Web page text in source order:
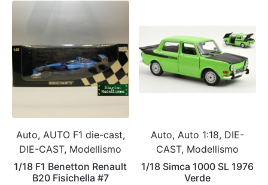
Auto, AUTO F1 die-cast,
DIE-CAST, Modellismo
1/18 F1 Benetton Renault
B20 Fisichella #7
Auto, Auto 1:18, DIE-
CAST, Modellismo
1/18 Simca 1000 SL 1976
Verde